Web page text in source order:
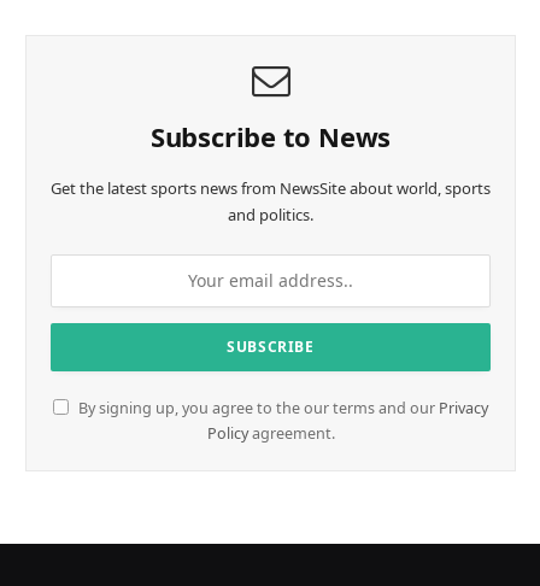
Subscribe to News
Get the latest sports news from NewsSite about world, sports
and politics.
By signing up, you agree to the our terms and our Privacy
Policyagreement.